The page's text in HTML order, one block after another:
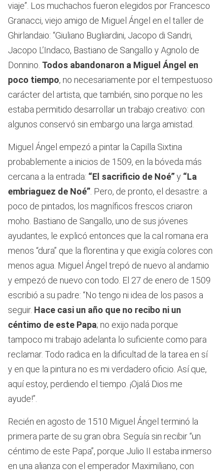
viaje”. Los muchachos fueron elegidos por Francesco
Granacci, viejo amigo de Miguel Ángel en el taller de
Ghirlandaio: “Giuliano Bugliardini, Jacopo di Sandri,
Jacopo L’Indaco, Bastiano de Sangallo y Agnolo de
Donnino. Todos abandonaron a Miguel Ángel en
poco tiempo, no necesariamente por el tempestuoso
carácter del artista, que también, sino porque no les
estaba permitido desarrollar un trabajo creativo: con
algunos conservó sin embargo una larga amistad.
Miguel Ángel empezó a pintar la Capilla Sixtina
probablemente a inicios de 1509, en la bóveda más
cercana a la entrada: “El sacrificio de Noé”y “La
embriaguez de Noé” . Pero, de pronto, el desastre: a
poco de pintados, los magníficos frescos criaron
moho. Bastiano de Sangallo, uno de sus jóvenes
ayudantes, le explicó entonces que la cal romana era
menos “dura” que la florentina y que exigía colores con
menos agua. Miguel Ángel trepó de nuevo al andamio
y empezó de nuevo con todo. El 27 de enero de 1509
escribió a su padre: “No tengo ni idea de los pasos a
seguir. Hace casi un año que no recibo ni un
céntimo de este Papa; no exijo nada porque
tampoco mi trabajo adelanta lo suficiente como para
reclamar. Todo radica en la dificultad de la tarea en sí
y en que la pintura no es mi verdadero oficio. Así que,
aquí estoy, perdiendo el tiempo. ¡Ojalá Dios me
ayude!”.
Recién en agosto de 1510 Miguel Ángel terminó la
primera parte de su gran obra. Seguía sin recibir “un
céntimo de este Papa”, porque Julio II estaba inmerso
en una alianza con el emperador Maximiliano, con